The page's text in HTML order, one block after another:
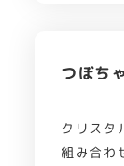
つぼち
クリスタ
組み合わ